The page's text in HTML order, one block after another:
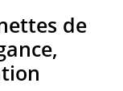
de